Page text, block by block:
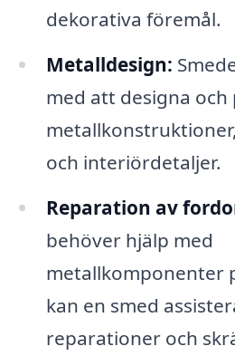
dekorativa föremål.
Metalldesign:
med att designa och
och interiördetaljer.
Reparation av
behöver hjälp med
metallkomponenter
kan en smed
reparationer och